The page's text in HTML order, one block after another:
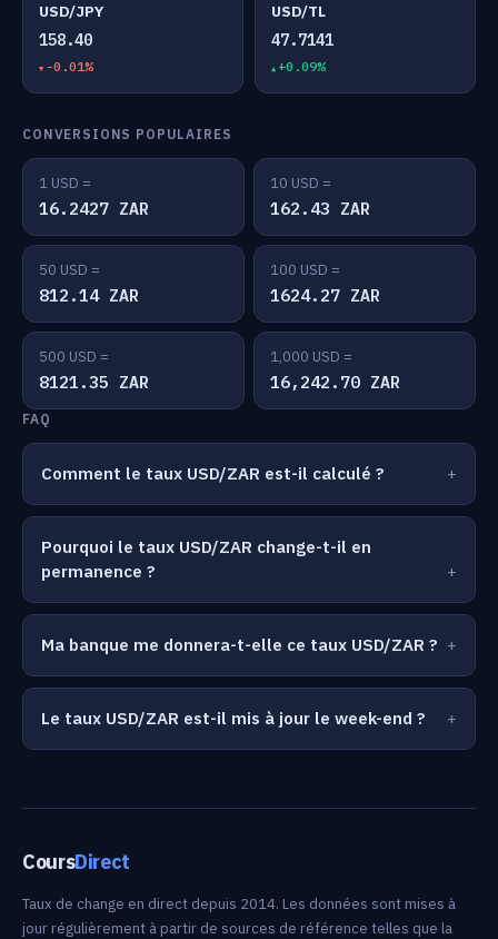
USD/JPY
158.40
-0.01%
USD/TL
47.7141
+0.09%
CONVERSIONS POPULAIRES
1 USD =
16.2427 ZAR
10 USD =
162.43 ZAR
50 USD =
812.14 ZAR
100 USD =
1624.27 ZAR
500 USD =
8121.35 ZAR
1,000 USD =
16,242.70 ZAR
FAQ
Comment le taux USD/ZAR est-il calculé ?
Pourquoi le taux USD/ZAR change-t-il en
permanence ?
Ma banque me donnera-t-elle ce taux USD/ZAR ?
Le taux USD/ZAR est-il mis à jour le week-end ?
CoursDirect
Taux de change en direct depuis 2014. Les données sont mises à
jour régulièrement à partir de sources de référence telles que la